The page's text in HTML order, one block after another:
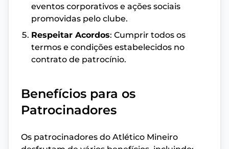
eventos corporativos e ações sociais
promovidas pelo clube.
Respeitar Acordos: Cumprir todos os
termos e condições estabelecidos no
contrato de patrocínio.
Benefícios para os
Patrocinadores
Os patrocinadores do Atlético Mineiro